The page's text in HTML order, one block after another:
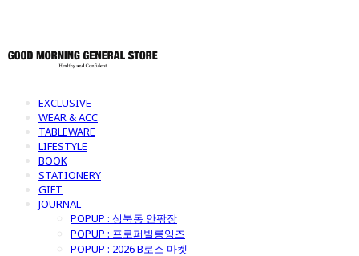
EXCLUSIVE
WEAR & ACC
TABLEWARE
LIFESTYLE
BOOK
STATIONERY
GIFT
JOURNAL
POPUP : 성북동 안팎장
POPUP : 프로퍼빌롱잉즈
POPUP : 2026 B로소 마켓